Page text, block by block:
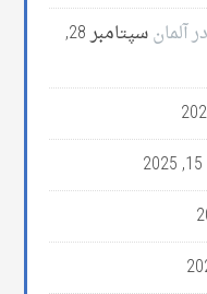
سپتامبر 28,